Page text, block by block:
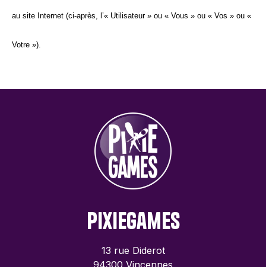
au site Internet (ci-après, l’« Utilisateur » ou « Vous » ou « Vos » ou «
Votre »).
PixieGames
13 rue Diderot